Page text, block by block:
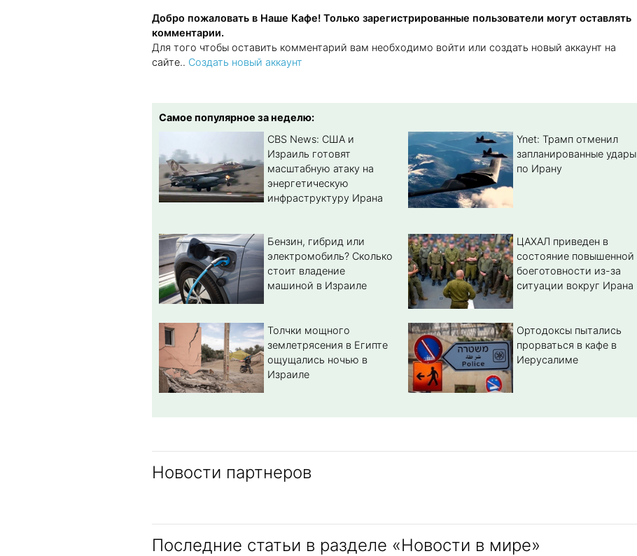
Добро пожаловать в Наше Кафе! Только зарегистрированные пользователи могут оставлять
комментарии.
Для того чтобы оставить комментарий вам необходимо войти или создать новый аккаунт на
сайте.. Создать новый аккаунт
Самое популярное за неделю:
CBS News: США и
Израиль готовят
масштабную атаку на
энергетическую
инфраструктуру Ирана
Ynet: Трамп отменил
запланированные удары
по Ирану
Бензин, гибрид или
электромобиль? Cколько
стоит владение
машиной в Израиле
ЦАХАЛ приведен в
состояние повышенной
боеготовности из-за
ситуации вокруг Ирана
Толчки мощного
землетрясения в Египте
ощущались ночью в
Израиле
Ортодоксы пытались
прорваться в кафе в
Иерусалиме
Новости партнеров
Последние статьи в разделе «Новости в мире»